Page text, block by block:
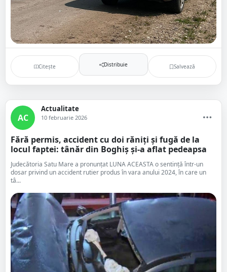
Citește Distribuie Salvează
AC
Actualitate
10 februarie 2026
Fără permis, accident cu doi răniți și fugă de la
locul faptei: tânăr din Boghiș și-a aflat pedeapsa
Judecătoria Satu Mare a pronunțat LUNA ACEASTA o sentință într-un
dosar privind un accident rutier produs în vara anului 2024, în care un
tâ...